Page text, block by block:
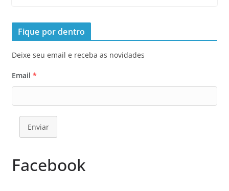
Fique por dentro
Deixe seu email e receba as novidades
Email *
Enviar
Facebook